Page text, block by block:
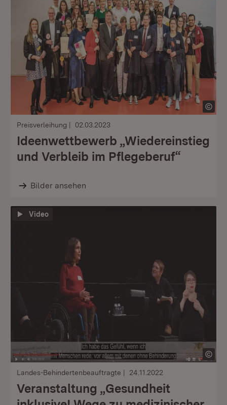
Preisverleihung 02.03.2023
Ideenwettbewerb „Wiedereinstieg
und Verbleib im Pflegeberuf“
Bilder ansehen
Video
Landes-Behindertenbeauftragte 24.11.2022
Veranstaltung „Gesundheit